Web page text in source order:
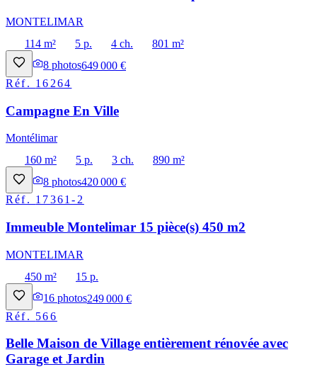
MONTELIMAR
114 m²
5 p. 4 ch.
801 m²
8 photos649 000 €
Réf. 16264
Campagne En Ville
Montélimar
160 m²
5 p. 3 ch.
890 m²
8 photos420 000 €
Réf. 17361-2
Immeuble Montelimar 15 pièce(s) 450 m2
MONTELIMAR
450 m²
15 p.
16 photos249 000 €
Réf. 566
Belle Maison de Village entièrement rénovée avec
Garage et Jardin